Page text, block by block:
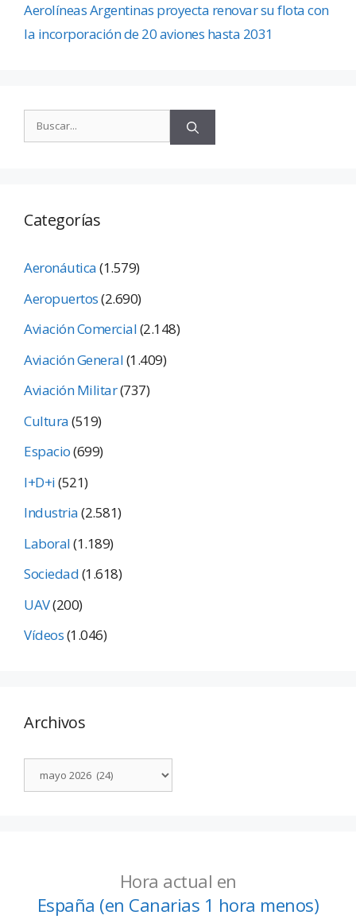
Aerolíneas Argentinas proyecta renovar su flota con
la incorporación de 20 aviones hasta 2031
Categorías
Aeronáutica(1.579)
Aeropuertos(2.690)
Aviación Comercial(2.148)
Aviación General(1.409)
Aviación Militar(737)
Cultura(519)
Espacio(699)
I+D+i(521)
Industria(2.581)
Laboral(1.189)
Sociedad(1.618)
UAV(200)
Vídeos(1.046)
Archivos
Hora actual en
España (en Canarias 1 hora menos)